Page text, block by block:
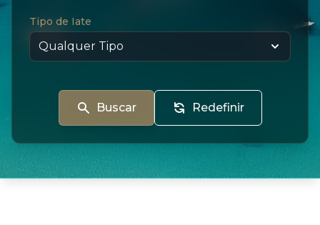
Tipo de Iate
Buscar Redefinir